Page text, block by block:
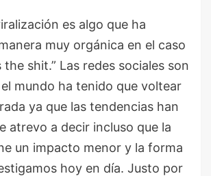
es algo que ha
muy orgánica en el caso
the shit.” Las redes sociales son
mundo ha tenido que voltear
ya que las tendencias han
atrevo a decir incluso que la
un impacto menor y la forma
hoy en día. Justo por